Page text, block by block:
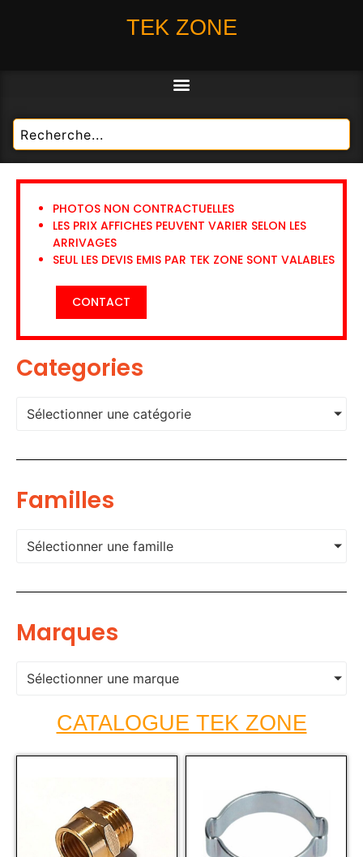
TEK ZONE
PHOTOS NON CONTRACTUELLES
LES PRIX AFFICHES PEUVENT VARIER SELON LES
ARRIVAGES
SEUL LES DEVIS EMIS PAR TEK ZONE SONT VALABLES
CONTACT
Categories
Sélectionner une catégorie
Familles
Sélectionner une famille
Marques
Sélectionner une marque
CATALOGUE TEK ZONE